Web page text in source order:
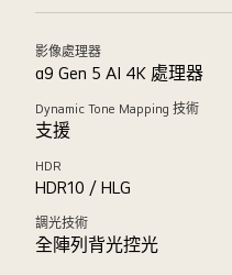
影像處理器
α9 Gen 5 AI 4K 處理器
Dynamic Tone Mapping 技術
支援
HDR
HDR10 / HLG
調光技術
全陣列背光控光